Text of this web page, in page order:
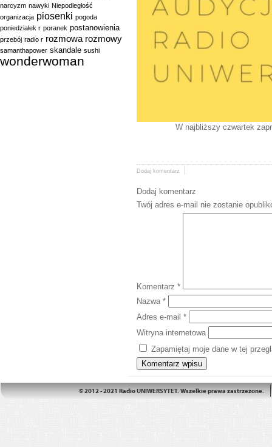
narcyzm nawyki Niepodległość
organizacja piosenki pogoda
poniedziałek r poranek postanowienia
przebój radio r rozmowa rozmowy
samanthapower skandale sushi
wonderwoman
W najbliższy czwartek
Dodaj komentarz
Dodaj komentarz
Twój adres e-mail nie zostanie
Komentarz *
Nazwa *
Adres e-mail *
Witryna internetowa
Zapamiętaj moje dane w tej
© 2012 - 2021 Radio UNIWERSYTET. Wszelkie prawa zastrzeżone.